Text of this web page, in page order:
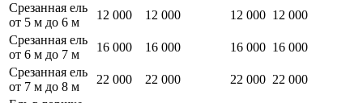
Срезанная ель
от 5 м до 6 м
12 000 12 000 12 000 12 000
Срезанная ель
от 6 м до 7 м
16 000 16 000 16 000 16 000
Срезанная ель
от 7 м до 8 м
22 000 22 000 22 000 22 000